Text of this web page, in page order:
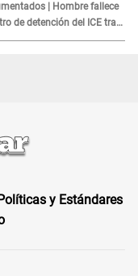
| Hombre fallece
de detención del ICE tras
"emergencia médica"
Políticas y Estándares